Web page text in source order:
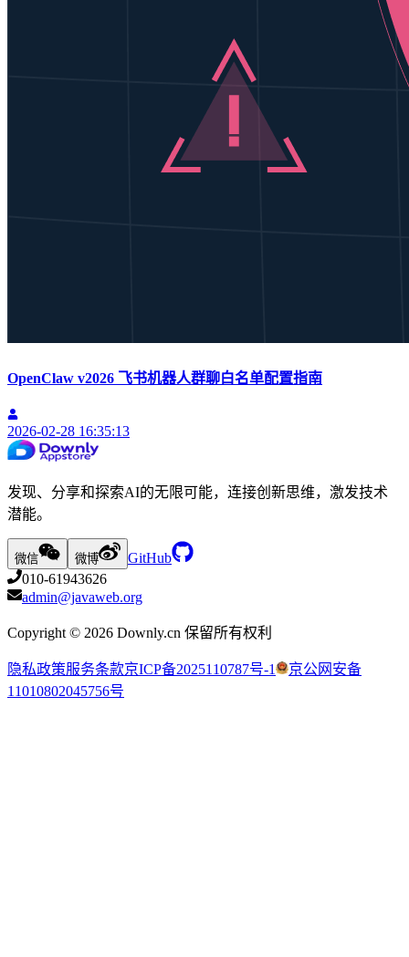
OpenClaw v2026 飞书机器人群聊白名单配置指南
2026-02-28 16:35:13
发现、分享和探索AI的无限可能，连接创新思维，激发技术
潜能。
微信 微博
GitHub
010-61943626
admin@javaweb.org
Copyright © 2026 Downly.cn 保留所有权利
隐私政策服务条款京ICP备2025110787号-1
京公网安备
11010802045756号